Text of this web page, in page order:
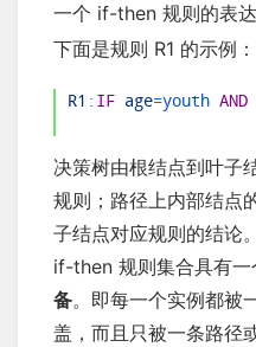
一个 if-then 规则的表达
下面是规则 R1 的示例：
R1 : IF age=youth AND
决策树由根结点到叶子
规则；路径上内部结点
子结点对应规则的结论
if-then 规则集合具有一
备。即每一个实例都被
盖，而且只被一条路径